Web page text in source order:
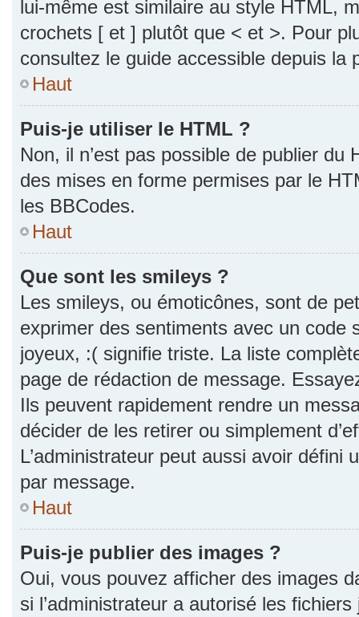
lui-même est similaire au style HTML,
crochets [ et ] plutôt que < et >. Pour
consultez le guide accessible depuis la
Haut
Puis-je utiliser le HTML ?
Non, il n’est pas possible de publier
des mises en forme permises par le
les BBCodes.
Haut
Que sont les smileys ?
Les smileys, ou émoticônes, sont de
exprimer des sentiments avec un code
joyeux, :( signifie triste. La liste
page de rédaction de message.
Ils peuvent rapidement rendre un
décider de les retirer ou simplement
L’administrateur peut aussi avoir défini
par message.
Haut
Puis-je publier des images ?
Oui, vous pouvez afficher des images
si l’administrateur a autorisé les